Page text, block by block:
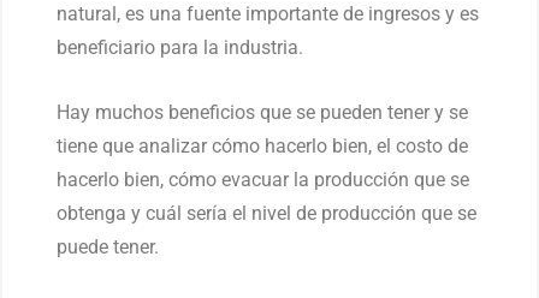
natural, es una fuente importante de ingresos y es
beneficiario para la industria.
Hay muchos beneficios que se pueden tener y se
tiene que analizar cómo hacerlo bien, el costo de
hacerlo bien, cómo evacuar la producción que se
obtenga y cuál sería el nivel de producción que se
puede tener.